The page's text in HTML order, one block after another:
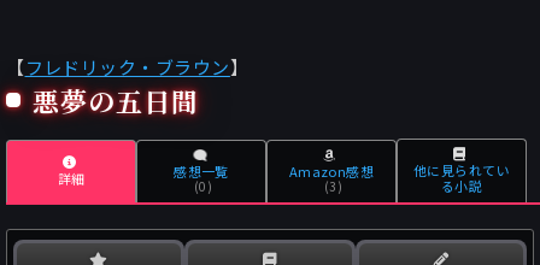
【フレドリック・ブラウン】
悪夢の五日間
詳細 感想一覧
(0)
Amazon感想
(3)
他に見られてい
る小説